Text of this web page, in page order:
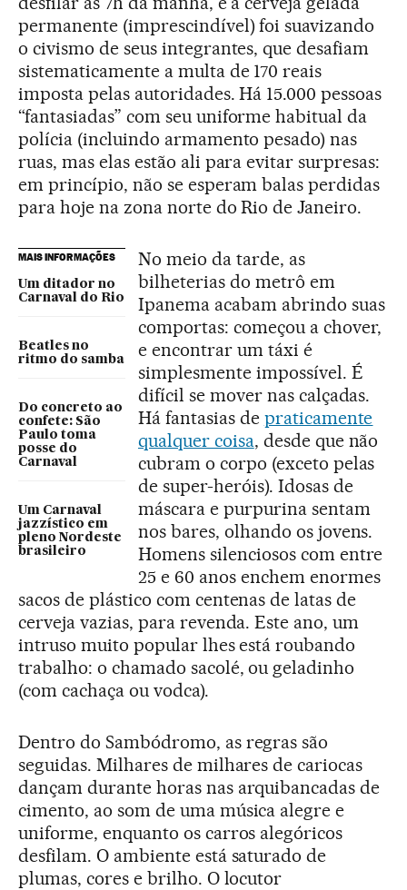
permanente (imprescindível) foi suavizando
o civismo de seus integrantes, que desafiam
sistematicamente a multa de 170 reais
imposta pelas autoridades. Há 15.000 pessoas
“fantasiadas” com seu uniforme habitual da
polícia (incluindo armamento pesado) nas
ruas, mas elas estão ali para evitar surpresas:
em princípio, não se esperam balas perdidas
para hoje na zona norte do Rio de Janeiro.
MAIS INFORMAÇÕES
Um ditador no
Carnaval do Rio
Beatles no
ritmo do samba
Do concreto ao
confete: São
Paulo toma
posse do
Carnaval
Um Carnaval
jazzístico em
pleno Nordeste
brasileiro
No meio da tarde, as
bilheterias do metrô em
Ipanema acabam abrindo suas
comportas: começou a chover,
e encontrar um táxi é
simplesmente impossível. É
difícil se mover nas calçadas.
Há fantasias de praticamente
qualquer coisa, desde que não
cubram o corpo (exceto pelas
de super-heróis). Idosas de
máscara e purpurina sentam
nos bares, olhando os jovens.
Homens silenciosos com entre
25 e 60 anos enchem enormes
sacos de plástico com centenas de latas de
cerveja vazias, para revenda. Este ano, um
intruso muito popular lhes está roubando
trabalho: o chamado sacolé, ou geladinho
(com cachaça ou vodca).
Dentro do Sambódromo, as regras são
seguidas. Milhares de milhares de cariocas
dançam durante horas nas arquibancadas de
cimento, ao som de uma música alegre e
uniforme, enquanto os carros alegóricos
desfilam. O ambiente está saturado de
plumas, cores e brilho. O locutor